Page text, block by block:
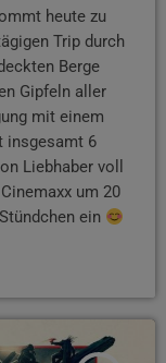
heute zu
Trip durch
Berge
Gipfeln aller
mit einem
insgesamt 6
Liebhaber voll
um 20
ein